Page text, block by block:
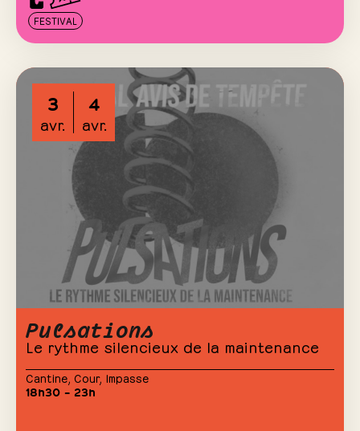
FESTIVAL
3
avr.
4
avr.
Pulsations
Le rythme silencieux de la maintenance
Cantine Cour, Impasse
18h30 – 23h